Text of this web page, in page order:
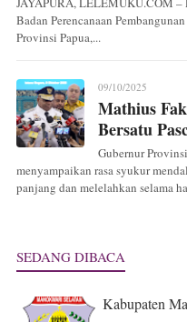
Badan Perencanaan
Provinsi Papua,...
09/10/2025
Mathius
Bersatu
Gubernur
menyampaikan rasa syukur
panjang dan melelahkan selama
SEDANG DIBACA
Kabupaten